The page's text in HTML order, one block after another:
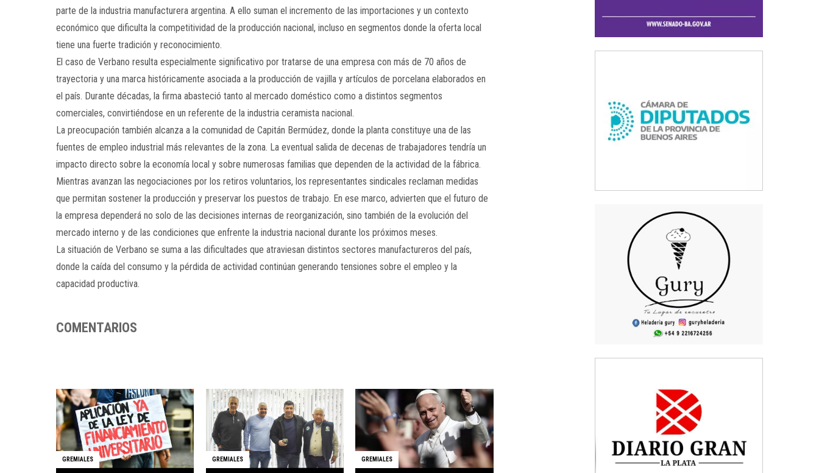
parte de la industria manufacturera argentina. A ello suman el incremento de las importaciones y un contexto
económico que dificulta la competitividad de la producción nacional, incluso en segmentos donde la oferta local
tiene una fuerte tradición y reconocimiento.
El caso de Verbano resulta especialmente significativo por tratarse de una empresa con más de 70 años de
trayectoria y una marca históricamente asociada a la producción de vajilla y artículos de porcelana elaborados en
el país. Durante décadas, la firma abasteció tanto al mercado doméstico como a distintos segmentos
comerciales, convirtiéndose en un referente de la industria ceramista nacional.
La preocupación también alcanza a la comunidad de Capitán Bermúdez, donde la planta constituye una de las
fuentes de empleo industrial más relevantes de la zona. La eventual salida de decenas de trabajadores tendría un
impacto directo sobre la economía local y sobre numerosas familias que dependen de la actividad de la fábrica.
Mientras avanzan las negociaciones por los retiros voluntarios, los representantes sindicales reclaman medidas
que permitan sostener la producción y preservar los puestos de trabajo. En ese marco, advierten que el futuro de
la empresa dependerá no solo de las decisiones internas de reorganización, sino también de la evolución del
mercado interno y de las condiciones que enfrente la industria nacional durante los próximos meses.
La situación de Verbano se suma a las dificultades que atraviesan distintos sectores manufactureros del país,
donde la caída del consumo y la pérdida de actividad continúan generando tensiones sobre el empleo y la
capacidad productiva.
COMENTARIOS
GREMIALES GREMIALES GREMIALES